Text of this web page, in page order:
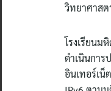
วิทยาศาสต
โรงเรียนม
ดำเนินการ
อินเทอร์เน็